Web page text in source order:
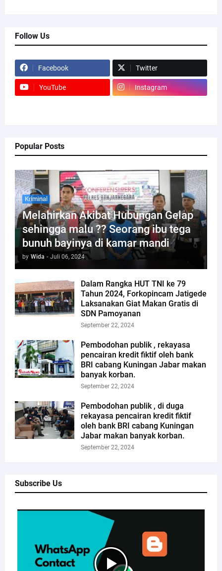
Follow Us
Facebook Twitter
YouTube Instagram
Popular Posts
Kriminal
Melahirkan Akibat Hubungan Gelap
sehingga malu ?? Seorang ibu tega
bunuh bayinya di kamar mandi
by Wida - Juli 06, 2024
Dalam Rangka HUT TNI ke 79
Tahun 2024, Forkopincam Jatigede
Laksanakan Giat Makan Gratis di
SDN Pamoyanan
September 22, 2024
Pembodohan publik , rekayasa
pencairan kredit fiktif oleh bank
BRI cabang Kuningan Jabar makan
banyak korban.
September 22, 2024
Pembodohan publik , di duga
rekayasa pencairan kredit fiktif
oleh bank BRI cabang Kuningan
Jabar makan banyak korban.
September 22, 2024
Subscribe Us